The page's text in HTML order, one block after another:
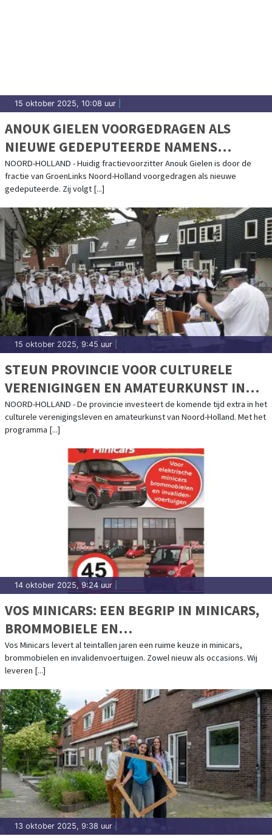
15 oktober 2025, 10:08 uur
ANOUK GIELEN VOORGEDRAGEN ALS
NIEUWE GEDEPUTEERDE NAMENS
GROENLINKS NOORD-HOLLAND
NOORD-HOLLAND - Huidig fractievoorzitter Anouk Gielen is door de
fractie van GroenLinks Noord-Holland voorgedragen als nieuwe
gedeputeerde. Zij volgt [...]
15 oktober 2025, 9:45 uur
STEUN PROVINCIE VOOR CULTURELE
VERENIGINGEN EN AMATEURKUNST IN
NOORD-HOLLAND
NOORD-HOLLAND - De provincie investeert de komende tijd extra in het
culturele verenigingsleven en amateurkunst van Noord-Holland. Met het
programma [...]
14 oktober 2025, 9:24 uur
VOS MINICARS: EEN BEGRIP IN MINICARS,
BROMMOBIELE EN
INVALIDENVOERTUIGEN
Vos Minicars levert al teintallen jaren een ruime keuze in minicars,
brommobielen en invalidenvoertuigen. Zowel nieuw als occasions. Wij
leveren [...]
13 oktober 2025, 9:38 uur